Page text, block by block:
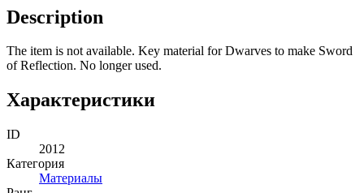
Description
The item is not available. Key material for Dwarves to make Sword
of Reflection. No longer used.
Характеристики
ID
2012
Категория
Материалы